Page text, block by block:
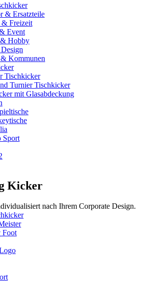
& Ersatzteile
Freizeit
Event
Hobby
Kommunen
Tischkicker
Turnier Tischkicker
mit Glasabdeckung
Sport
Kicker
nach Ihrem Corporate Design.